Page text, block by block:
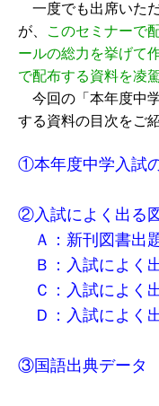
一度でも出席いた
が、
このセミナーで
ールの総力を挙げて
で配布する資料を凌
今回の「本年度中
する資料の目次をご
①本年度中学入試
②入試によく出る
Ａ：新刊図書出
Ｂ：入試によく
Ｃ：入試によく
Ｄ：入試によく
③国語出典データ